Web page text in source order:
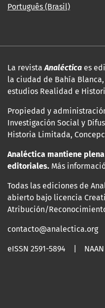
Português (Brasil)
La revistaAnaléctica es
la ciudad de Bahía
estudios Realidad e
Propiedad y
Investigación Social y
Historia Limitada,
Analéctica mantiene
editoriales. Más
Todas las ediciones de
abierto bajo licencia
Atribución/
contacto@analectica.org
eISSN 2591-5894 | NAAN